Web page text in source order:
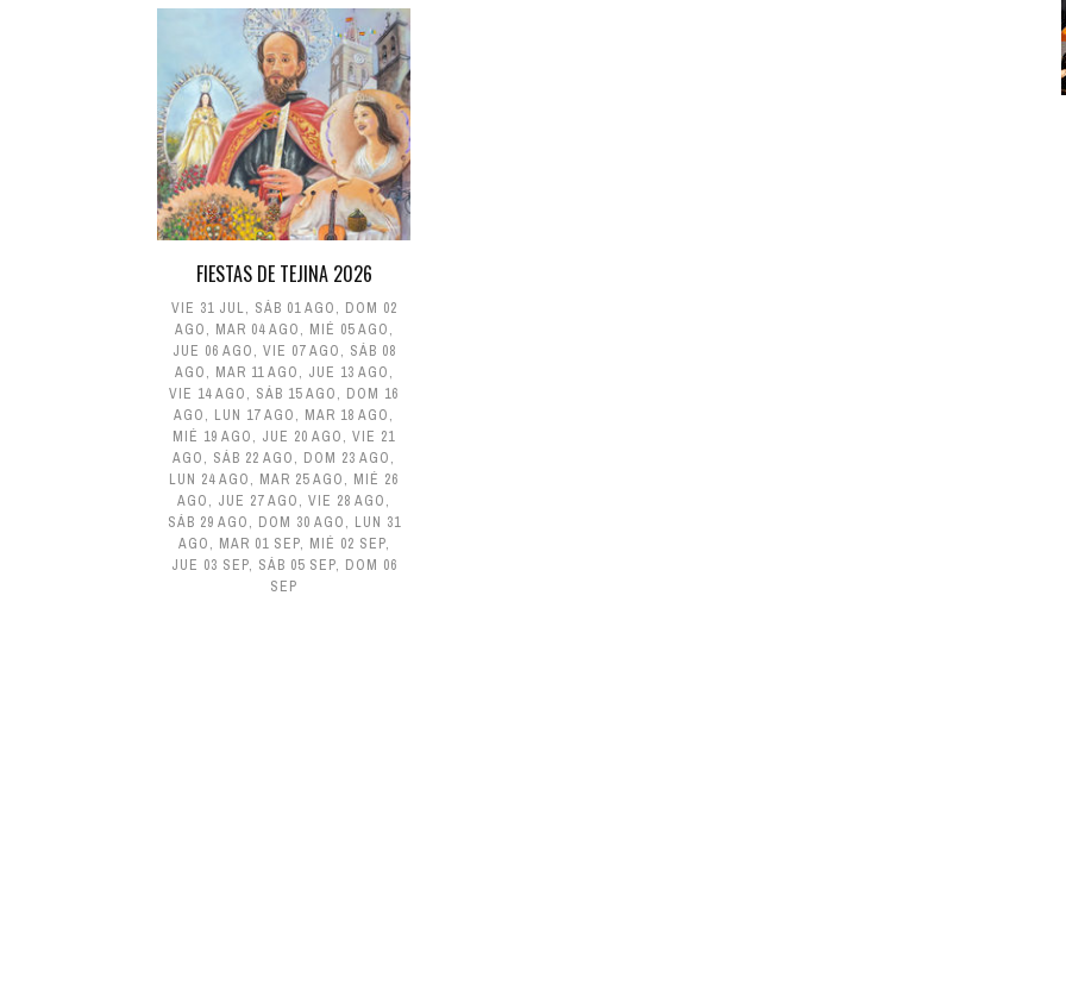
FIESTAS DE TEJINA 2026
VIE 31 JUL, SÁB 01 AGO, DOM 02
AGO, MAR 04 AGO, MIÉ 05 AGO,
JUE 06 AGO, VIE 07 AGO, SÁB 08
AGO, MAR 11 AGO, JUE 13 AGO,
VIE 14 AGO, SÁB 15 AGO, DOM 16
AGO, LUN 17 AGO, MAR 18 AGO,
MIÉ 19 AGO, JUE 20 AGO,VIE 21
AGO, SÁB 22 AGO, DOM 23 AGO,
LUN 24 AGO, MAR 25 AGO, MIÉ 26
AGO, JUE 27 AGO,VIE 28 AGO,
SÁB 29 AGO, DOM 30 AGO, LUN 31
AGO, MAR 01 SEP, MIÉ 02 SEP,
JUE 03 SEP, SÁB 05 SEP, DOM 06
SEP